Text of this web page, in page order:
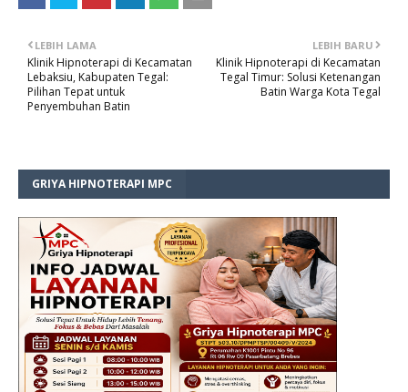
LEBIH BARU
Klinik Hipnoterapi di Kecamatan
Tegal Timur: Solusi Ketenangan
Batin Warga Kota Tegal
LEBIH LAMA
Klinik Hipnoterapi di Kecamatan
Lebaksiu, Kabupaten Tegal:
Pilihan Tepat untuk
Penyembuhan Batin
GRIYA HIPNOTERAPI MPC